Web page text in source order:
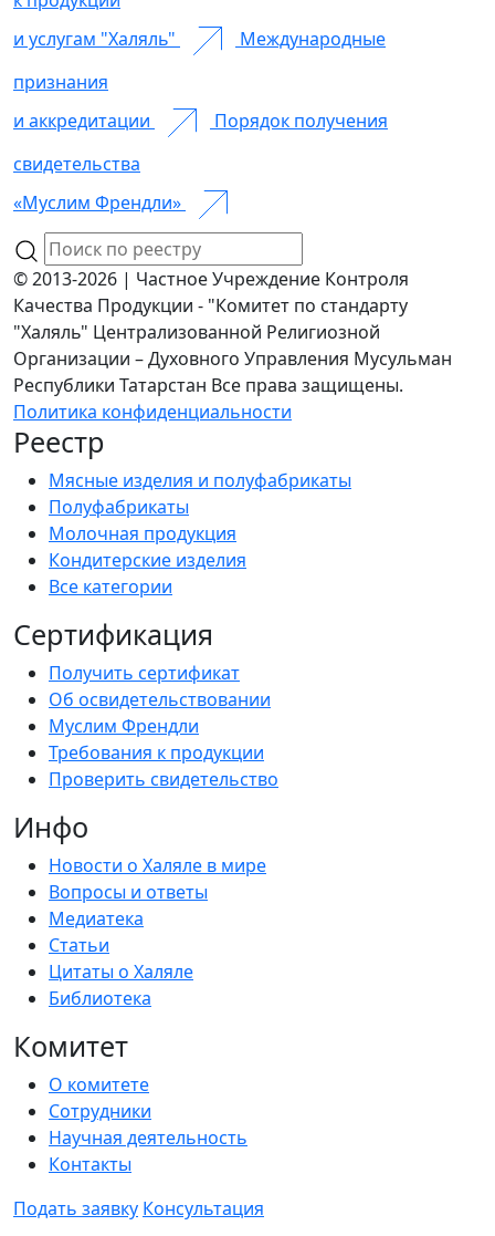
и услугам "Халяль"
Международные
признания
и аккредитации
Порядок получения
свидетельства
«Муслим Френдли»
© 2013-2026 | Частное Учреждение Контроля
Качества Продукции - "Комитет по стандарту
"Халяль" Централизованной Религиозной
Организации – Духовного Управления Мусульман
Республики Татарстан Все права защищены.
Политика конфиденциальности
Реестр
Мясные изделия и полуфабрикаты
Полуфабрикаты
Молочная продукция
Кондитерские изделия
Все категории
Сертификация
Получить сертификат
Об освидетельствовании
Муслим Френдли
Требования к продукции
Проверить свидетельство
Инфо
Новости о Халяле в мире
Вопросы и ответы
Медиатека
Статьи
Цитаты о Халяле
Библиотека
Комитет
О комитете
Сотрудники
Научная деятельность
Контакты
Подать заявку Консультация